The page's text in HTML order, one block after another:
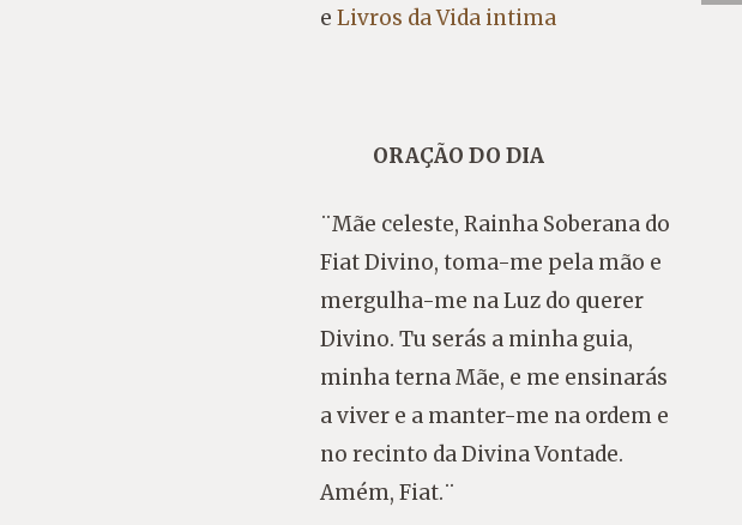
e Livros da Vida intima
ORAÇÃO DO DIA
¨Mãe celeste, Rainha Soberana do
Fiat Divino, toma-me pela mão e
mergulha-me na Luz do querer
Divino. Tu serás a minha guia,
minha terna Mãe, e me ensinarás
a viver e a manter-me na ordem e
no recinto da Divina Vontade.
Amém, Fiat.¨